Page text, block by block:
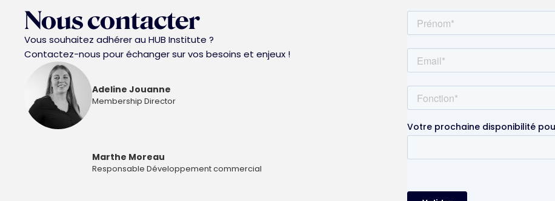
Nous contacter
Vous souhaitez adhérer au HUB Institute ?
Contactez-nous pour échanger sur vos besoins et enjeux !
Adeline Jouanne
Membership Director
Marthe Moreau
Responsable Développement commercial